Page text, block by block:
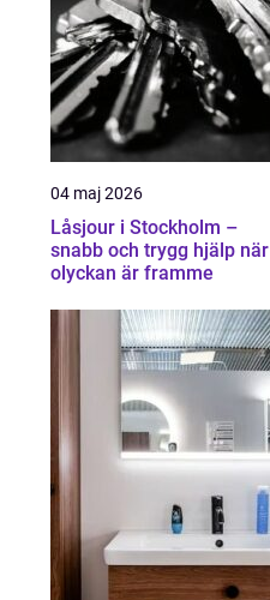
04 maj 2026
Låsjour i Stockholm –
snabb och trygg hjälp när
olyckan är framme